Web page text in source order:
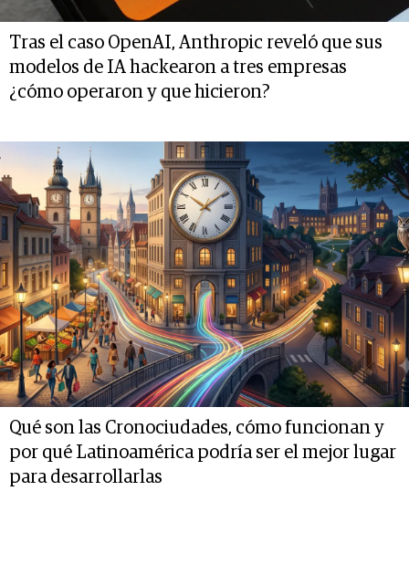
Tras el caso OpenAI, Anthropic reveló que sus
modelos de IA hackearon a tres empresas
¿cómo operaron y que hicieron?
Qué son las Cronociudades, cómo funcionan y
por qué Latinoamérica podría ser el mejor lugar
para desarrollarlas